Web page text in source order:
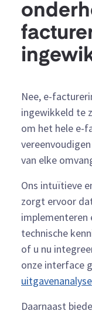
Nee, e-
ingewikkeld te
om het hele e-
van elke
Ons intuïtieve
zorgt ervoor
implementeren
technische
of u nu
onze interface
uitgavenanalyse
Daarnaast